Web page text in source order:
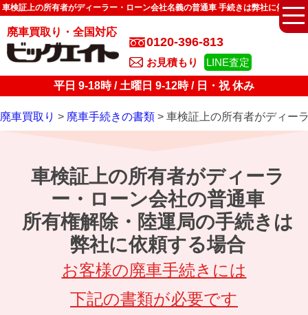
車検証上の所有者がディーラー・ローン会社名義の普通車 手続きは弊社に依頼
廃車買取り・全国対応
0120-396-813
お見積もり
LINE査定
平日 9-18時 / 土曜日 9-12時 / 日・祝 休み
廃車買取り 廃車手続きの書類 車検証上の所有者がディー
車検証上の所有者がディーラ
ー・ローン会社の普通車
所有権解除・陸運局の手続きは
弊社に依頼する場合
お客様の廃車手続きには
下記の書類が必要です